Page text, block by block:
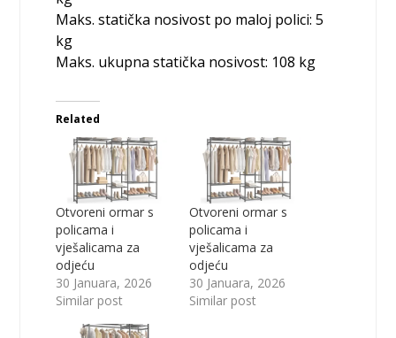
Maks. statička nosivost po maloj polici: 5
kg
Maks. ukupna statička nosivost: 108 kg
Related
Otvoreni ormar s
policama i
vješalicama za
odjeću
30 Januara, 2026
Similar post
Otvoreni ormar s
policama i
vješalicama za
odjeću
30 Januara, 2026
Similar post